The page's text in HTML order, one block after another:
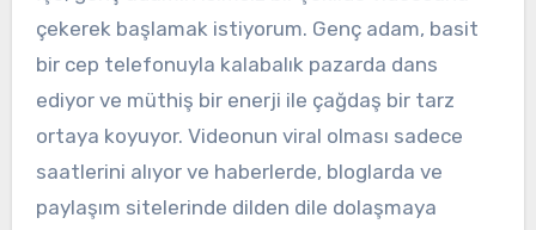
çekerek başlamak istiyorum. Genç adam, basit
bir cep telefonuyla kalabalık pazarda dans
ediyor ve müthiş bir enerji ile çağdaş bir tarz
ortaya koyuyor. Videonun viral olması sadece
saatlerini alıyor ve haberlerde, bloglarda ve
paylaşım sitelerinde dilden dile dolaşmaya